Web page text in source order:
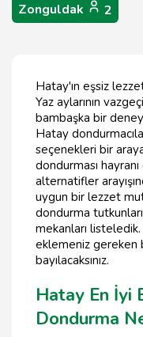
Zonguldak 2
Hatay'ın eşsiz
Yaz aylarının
bambaşka bir
Hatay
seçenekleri bir
dondurması
alternatifler
uygun bir lezzet
dondurma
mekanları
eklemeniz gereken
bayılacaksınız.
Hatay En İyi
Dondurma